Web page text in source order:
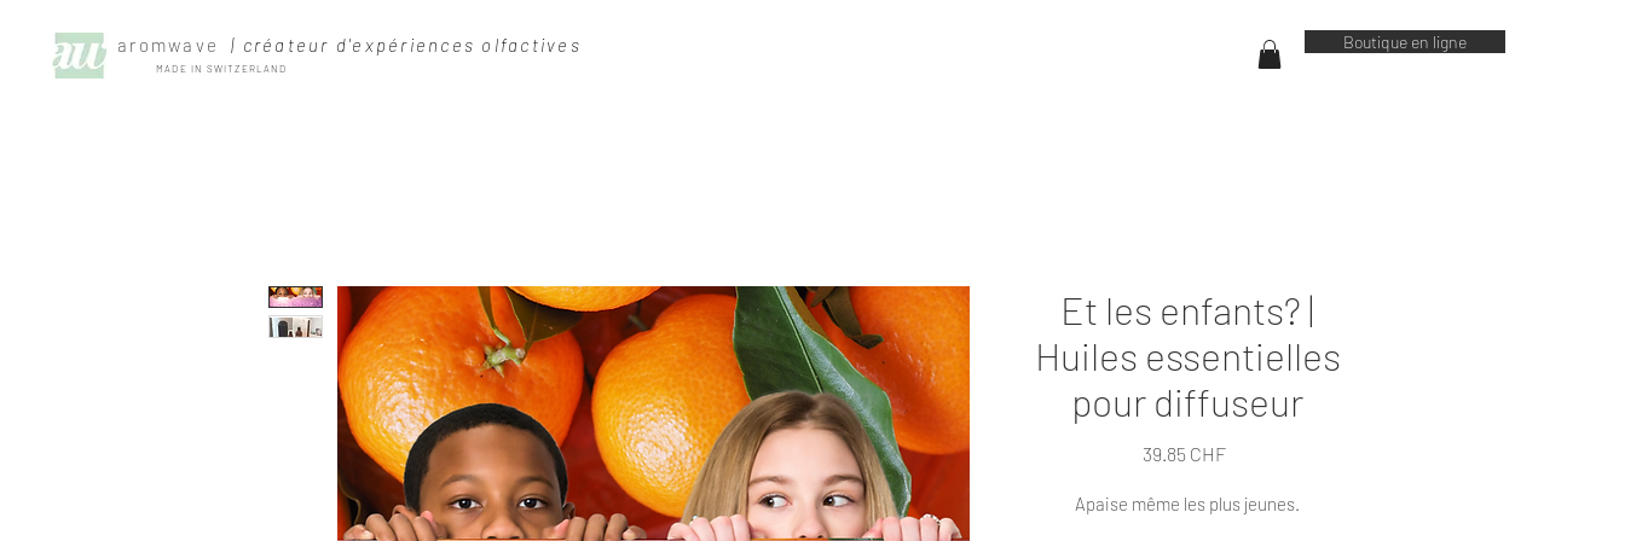
aromwave | créateur d'expériences olfactives
MADE IN SWITZERLAND
Boutique en ligne
Et les enfants? |
Huiles essentielles
pour diffuseur
39.85 CHFPrix
Apaise même les plus jeunes.